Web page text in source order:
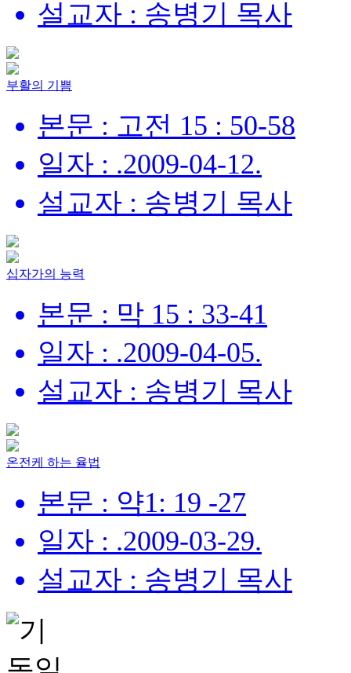
설교자 : 송병기 목사
부활의 기쁨
본문 : 고전 15 : 50-58
일자 : .2009-04-12.
설교자 : 송병기 목사
십자가의 능력
본문 : 막 15 : 33-41
일자 : .2009-04-05.
설교자 : 송병기 목사
온전케 하는 율법
본문 : 약1: 19 -27
일자 : .2009-03-29.
설교자 : 송병기 목사